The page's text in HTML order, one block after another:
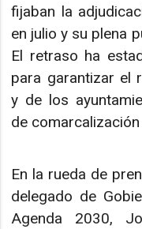
fijaban la
en julio y su plena
El retraso ha
para garantizar el
y de los
de
En la rueda de
delegado de
Agenda 2030,